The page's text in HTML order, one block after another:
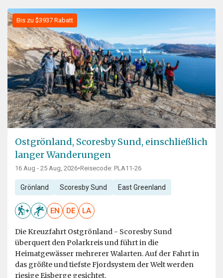
Bis zu $3937 Rabatt
Ostgrönland, Scoresby Sund, einschließlich
langer Wanderungen
16 Aug - 25 Aug, 2026•Reisecode: PLA11-26
Grönland Scoresby Sund East Greenland
EN DE LA
Die Kreuzfahrt Ostgrönland - Scoresby Sund
überquert den Polarkreis und führt in die
Heimatgewässer mehrerer Walarten. Auf der Fahrt in
das größte und tiefste Fjordsystem der Welt werden
riesige Eisberge gesichtet.